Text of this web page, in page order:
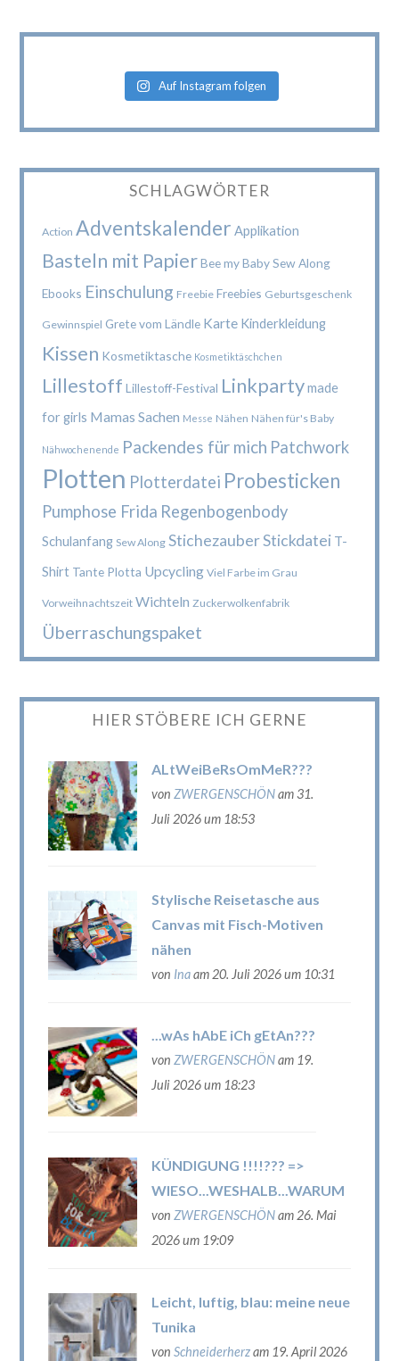
Auf Instagram folgen
SCHLAGWÖRTER
Action Adventskalender Applikation
Basteln mit Papier Bee my Baby Sew Along
Ebooks Einschulung Freebie Freebies Geburtsgeschenk
Gewinnspiel Grete vom Ländle Karte Kinderkleidung
Kissen Kosmetiktasche Kosmetiktäschchen
Lillestoff Lillestoff-Festival Linkpartymade
for girls Mamas Sachen Messe Nähen Nähen für's Baby
Nähwochenende Packendes für mich Patchwork
Plotten Plotterdatei Probesticken
Pumphose Frida Regenbogenbody
Schulanfang Sew Along StichezauberStickdatei T-
Shirt Tante Plotta Upcycling Viel Farbe im Grau
Vorweihnachtszeit Wichteln Zuckerwolkenfabrik
Überraschungspaket
HIER STÖBERE ICH GERNE
ALtWeiBeRsOmMeR???
von ZWERGENSCHÖNam 31.
Juli 2026 um 18:53
Stylische Reisetasche aus
Canvas mit Fisch-Motiven
nähen
von Inaam 20. Juli 2026 um 10:31
...wAs hAbE iCh gEtAn???
von ZWERGENSCHÖNam 19.
Juli 2026 um 18:23
KÜNDIGUNG !!!!??? =>
WIESO...WESHALB...WARUM
von ZWERGENSCHÖNam 26. Mai
2026 um 19:09
Leicht, luftig, blau: meine neue
Tunika
von Schneiderherzam 19. April 2026